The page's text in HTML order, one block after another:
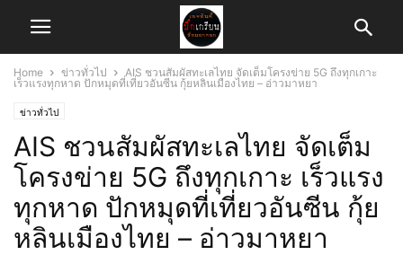
Home ข่าวทั่วไป
AIS ชวนสัมผัสทะเลไทย จัดเต็มโครงข่าย 5G ถึงทุกเกาะ
เร็วแรงทุกหาด ปักหมุดที่เที่ยวอันซีน กุ้ยหลินเมืองไทย – อ่าวมาหยา
ข่าวทั่วไป
AIS ชวนสัมผัสทะเลไทย จัดเต็ม
โครงข่าย 5G ถึงทุกเกาะ เร็วแรง
ทุกหาด ปักหมุดที่เที่ยวอันซีน กุ้ย
หลินเมืองไทย – อ่าวมาหยา